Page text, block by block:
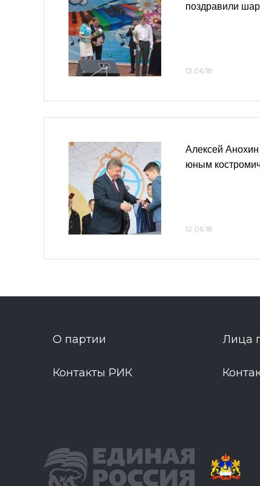
поздравили
13.06.18
Алексей
юным
12.06.18
О партии Лица
Контакты РИК